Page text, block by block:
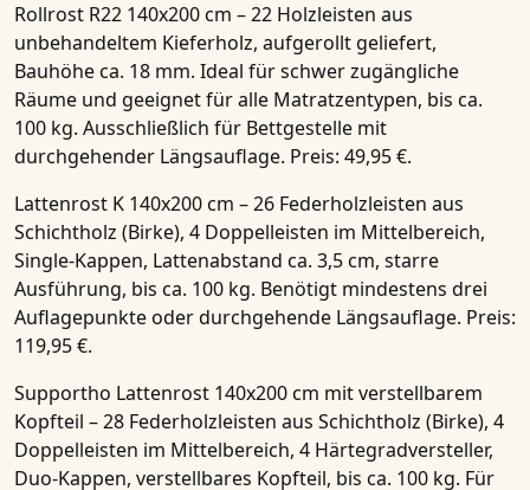
Rollrost R22 140x200 cm – 22 Holzleisten aus
unbehandeltem Kieferholz, aufgerollt geliefert,
Bauhöhe ca. 18 mm. Ideal für schwer zugängliche
Räume und geeignet für alle Matratzentypen, bis ca.
100 kg. Ausschließlich für Bettgestelle mit
durchgehender Längsauflage. Preis: 49,95 €.
Lattenrost K 140x200 cm – 26 Federholzleisten aus
Schichtholz (Birke), 4 Doppelleisten im Mittelbereich,
Single-Kappen, Lattenabstand ca. 3,5 cm, starre
Ausführung, bis ca. 100 kg. Benötigt mindestens drei
Auflagepunkte oder durchgehende Längsauflage. Preis:
119,95 €.
Supportho Lattenrost 140x200 cm mit verstellbarem
Kopfteil – 28 Federholzleisten aus Schichtholz (Birke), 4
Doppelleisten im Mittelbereich, 4 Härtegradversteller,
Duo-Kappen, verstellbares Kopfteil, bis ca. 100 kg. Für